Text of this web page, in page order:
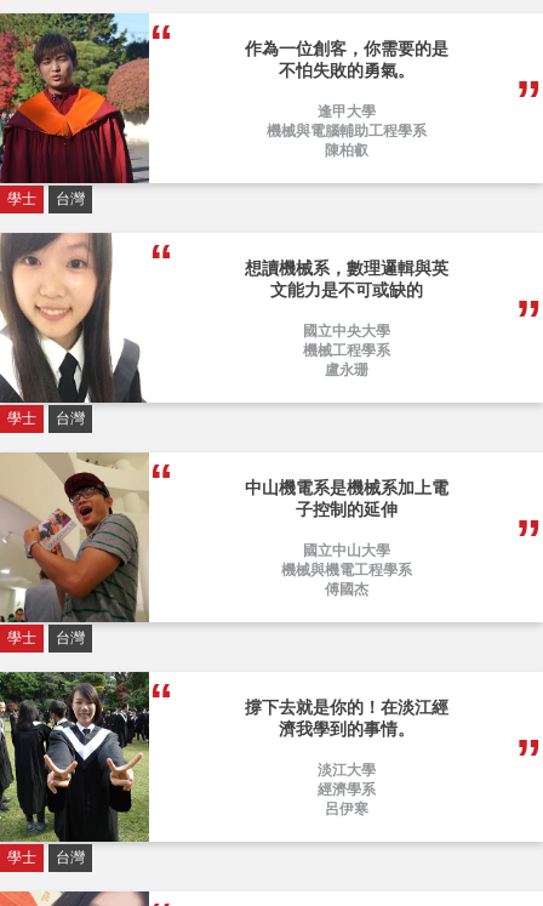
作為一位創客，你需要的是
不怕失敗的勇氣。
逢甲大學
機械與電腦輔助工程學系
陳柏叡
學士 台灣
想讀機械系，數理邏輯與英
文能力是不可或缺的
國立中央大學
機械工程學系
盧永珊
學士 台灣
中山機電系是機械系加上電
子控制的延伸
國立中山大學
機械與機電工程學系
傅國杰
學士 台灣
撐下去就是你的！在淡江經
濟我學到的事情。
淡江大學
經濟學系
呂伊寒
學士 台灣